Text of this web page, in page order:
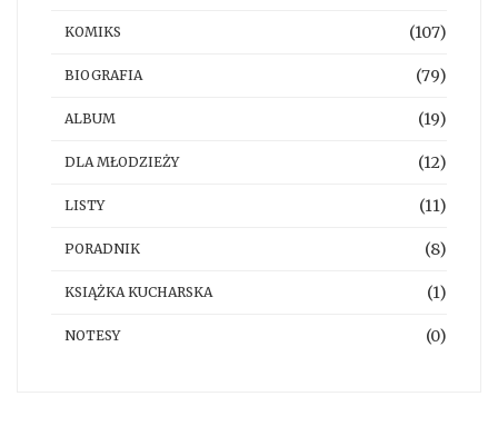
KOMIKS (107)
BIOGRAFIA (79)
ALBUM (19)
DLA MŁODZIEŻY (12)
LISTY (11)
PORADNIK (8)
KSIĄŻKA KUCHARSKA (1)
NOTESY (0)